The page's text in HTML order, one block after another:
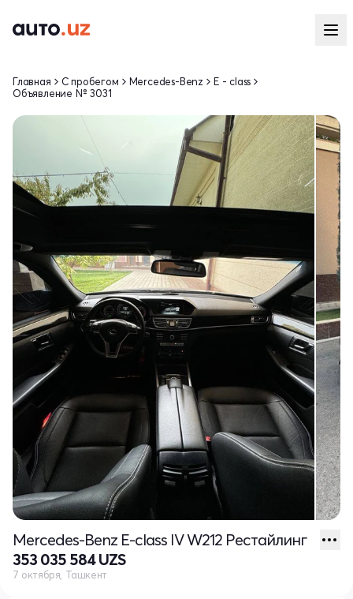
Главная С пробегом Mercedes-Benz
E - class
Объявление № 3031
Mercedes-Benz E-class IV W212 Рестайлинг
353 035 584 UZS
7 октября, Ташкент